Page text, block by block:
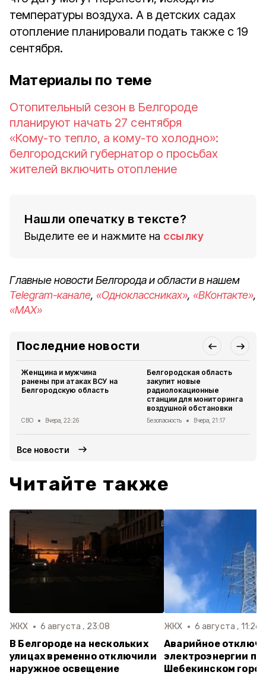
температуры воздуха. А в детских садах
отопление планировали подать также с 19
сентября.
Материалы по теме
Отопительный сезон в Белгороде
планируют начать 27 сентября
«Кому-то тепло, а кому-то холодно»:
белгородский губернатор о просьбах
жителей включить отопление
Нашли опечатку в тексте?
Выделите ее и нажмите на ссылку
Главные новости Белгорода и области в нашем
Telegram-канале, «Одноклассниках», «ВКонтакте»,
«MAX»
Последние новости
Женщина и мужчина
ранены при атаках ВСУ на
Белгородскую область
СВО Вчера, 22:26
Белгородская область
закупит новые
радиолокационные
станции для мониторинга
воздушной обстановки
Безопасность Вчера, 21:17
Все новости
Читайте также
ЖКХ 6 августа , 23:08
В Белгороде на нескольких
улицах временно отключили
наружное освещение
ЖКХ 6 августа , 11:26
Аварийное
электроэнергии
Шебекинском